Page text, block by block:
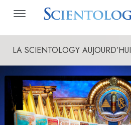
LA SCIENTOLOGY AUJOURD’HUI